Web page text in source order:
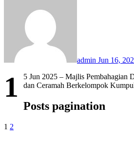
admin Jun 16,
1
5 Jun 2025 – Majlis Pembahagian
dan Ceramah Berkelompok
Posts pagination
1 2